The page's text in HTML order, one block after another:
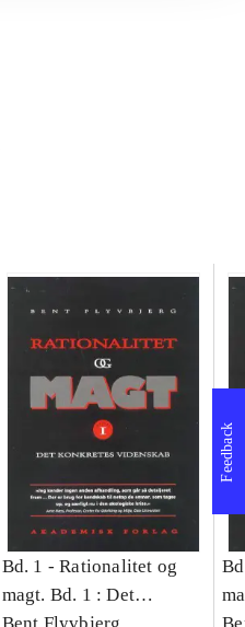
Bd. 1 -Rationalitet og
magt. Bd. 1 : Det
Feedback